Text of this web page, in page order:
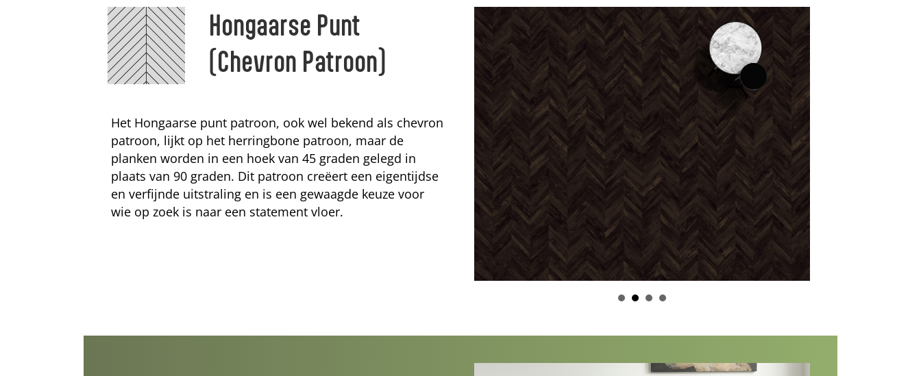
Hongaarse Punt
(Chevron Patroon)
Het Hongaarse punt patroon, ook wel bekend als chevron
patroon, lijkt op het herringbone patroon, maar de
planken worden in een hoek van 45 graden gelegd in
plaats van 90 graden. Dit patroon creëert een eigentijdse
en verfijnde uitstraling en is een gewaagde keuze voor
wie op zoek is naar een statement vloer.